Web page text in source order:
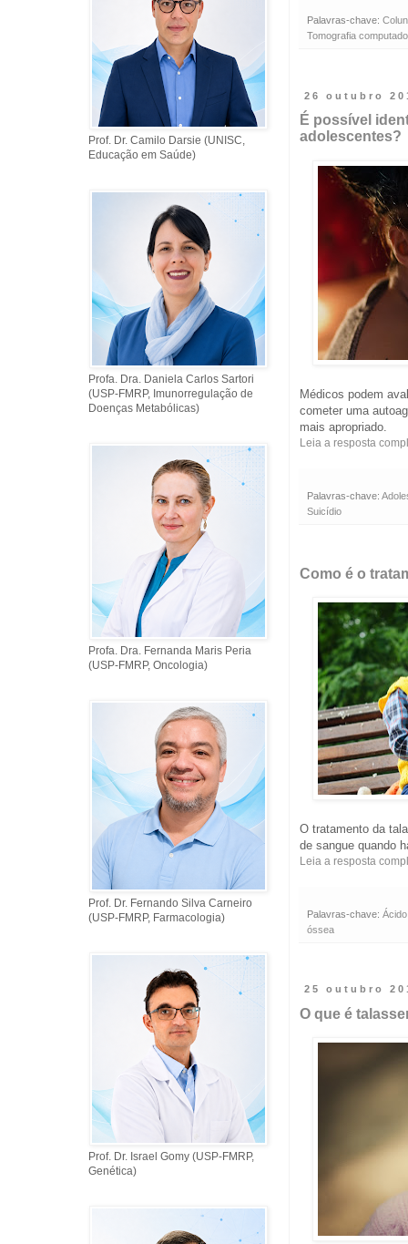
Palavras-chave:
Tomografia
26 outubro
É possível
adolescentes?
Médicos podem
cometer uma
mais apropriado.
Leia a resposta
Palavras-chave:
Suicídio
Como é o
O tratamento da
de sangue quando
Leia a resposta
Palavras-chave:
óssea
25 outubro
O que é
Prof. Dr. Camilo Darsie (UNISC,
Educação em Saúde)
Profa. Dra. Daniela Carlos Sartori
(USP-FMRP, Imunorregulação de
Doenças Metabólicas)
Profa. Dra. Fernanda Maris Peria
(USP-FMRP, Oncologia)
Prof. Dr. Fernando Silva Carneiro
(USP-FMRP, Farmacologia)
Prof. Dr. Israel Gomy (USP-FMRP,
Genética)